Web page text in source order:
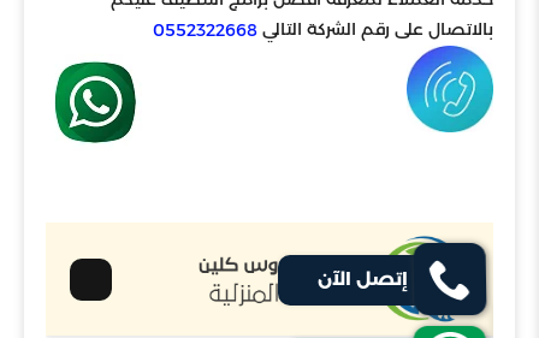
بالاتصال على رقم الشركة التالي 0552322668